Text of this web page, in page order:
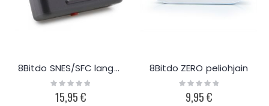
8Bitdo SNES/SFC langaton ohjainvastaanotin
Rating:
0%
15,95 €
8Bitdo ZERO peliohjain
Rating:
0%9,95 €